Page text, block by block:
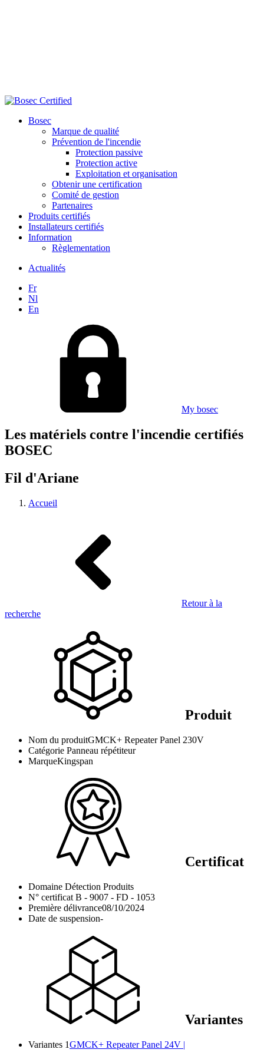
Bosec
Marque de qualité
Prévention de l'incendie
Protection passive
Protection active
Exploitation et organisation
Obtenir une certification
Comité de gestion
Partenaires
Produits certifiés
Installateurs certifiés
Information
Règlementation
Actualités
Fr
Nl
En
My bosec
Les matériels contre l'incendie certifiés
BOSEC
Fil d'Ariane
Accueil
Retour à la
recherche
Produit
Nom du produitGMCK+ Repeater Panel 230V
Catégorie Panneau répétiteur
MarqueKingspan
Certificat
Domaine Détection Produits
N° certificat B - 9007 - FD - 1053
Première délivrance08/10/2024
Date de suspension-
Variantes
Variantes 1GMCK+ Repeater Panel 24V |